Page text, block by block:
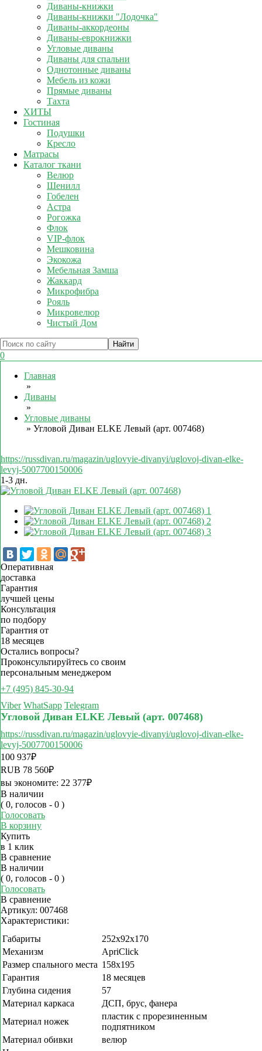
Диваны-книжки
Диваны-книжки "Лодочка"
Диваны-аккордеоны
Диваны-еврокнижки
Угловые диваны
Диваны для спальни
Однотонные диваны
Мебель из кожи
Прямые диваны
Тахта
ХИТЫ
Гостиная
Подушки
Кресло
Матрасы
Каталог ткани
Велюр
Шенилл
Гобелен
Астра
Рогожка
Флок
VIP-флок
Мешковина
Экокожа
Мебельная Замша
Жаккард
Микрофибра
Рояль
Микровелюр
Чистый Дом
0
Главная
»
Диваны
»
Угловые диваны
» Угловой Диван ELKE Левый (арт. 007468)
https://russdivan.ru/magazin/uglovyie-divanyi/uglovoj-divan-elke-
levyj-5007700150006
1-3 дн.
Оперативная
доставка
Гарантия
лучшей цены
Консультация
по подбору
Гарантия от
18 месяцев
Остались вопросы?
Проконсультируйтесь со своим
персональным менеджером
+7 (495) 845-30-94
Viber WhatSapp Telegram
Угловой Диван ELKE Левый (арт. 007468)
https://russdivan.ru/magazin/uglovyie-divanyi/uglovoj-divan-elke-
levyj-5007700150006
100 937₽
RUB 78 560₽
вы экономите: 22 377₽
В наличии
( 0, голосов - 0 )
Голосовать
В корзину
Купить
в 1 клик
В сравнение
В наличии
( 0, голосов - 0 )
Голосовать
В сравнение
Артикул: 007468
Характеристики:
Габариты
252х92х170
Механизм
ApriClick
Размер спального места 158х195
Гарантия
18 месяцев
Глубина сидения
57
Материал каркаса
ДСП, брус, фанера
Материал ножек
пластик с прорезиненным
подпятником
Материал обивки
велюр